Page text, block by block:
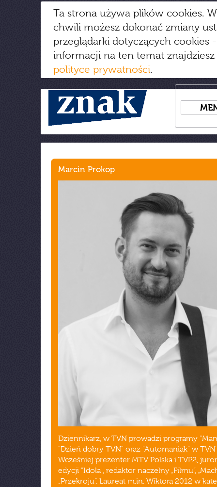
Ta strona używa plików cookies.
chwili możesz dokonać zmiany
przeglądarki dotyczących cookies
informacji na ten temat
polityce prywatności.
Marcin Prokop
Dziennikarz, w TVN prowadzi programy
"Dzień dobry TVN" oraz "Automaniak" w
Wcześniej prezenter MTV Polska i TVP2,
edycji "Idola", redaktor naczelny „Filmu”,
„Przekroju”. Laureat m.in. Wiktora 2012 w